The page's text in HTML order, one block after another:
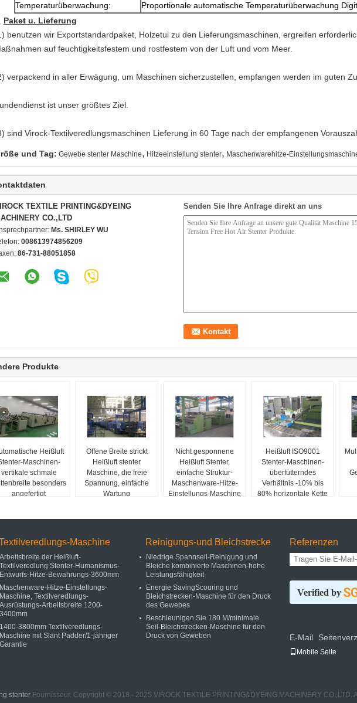
Temperaturüberwachung:
Proportionale automatische Temperaturüberwachung
Paket u. Lieferung
benutzen wir Exportstandardpaket, Holzetui zu den Lieferungsmaschinen, ergreifen
auf feuchtigkeitsfestem und rostfestem von der Luft und vom Meer.
verpackend in aller Erwägung, um Maschinen sicherzustellen, empfangen werden im guten
ist unser größtes Ziel.
sind Virock-Textilveredlungsmaschinen Lieferung in 60 Tage nach der empfangenen
und Tag: Gewebe stenter Maschine, Hitzeeinstellung stenter, Maschenwarehitze-
TEXTILE PRINTING&DYEING
CO.,LTD
Ms. SHIRLEY WU
008613974856209
86-731-88051858
Senden Sie Ihre Anfrage direkt an uns
Produkte
Heißluft
Maschinen-
vertikale schmale
besonders
angefertigt
Offene Breite strickt
Heißluft stenter
Maschine, die freie
Spannung, einfache
Wartung
Nicht gesponnene
Heißluft Stenter,
einfache Struktur-
Maschenware-Hitze-
Einstellungs-Maschine
Heißluft ISO9001
Stenter-Maschinen-
überfütterndes
Verhältnis -10% bis
80% horizontale Kette
Maschine
Arbeitsbreite der Heißluft-
Textilveredlung Stenter-Humanismus-
Entwurfs-Hitze-Bewahrungs-3600mm
Maschenware-Hitze-Einstellungs-
Maschine, Textilveredlungs-
Ausrüstungs-Arbeitsbreite 1200-
3400mm
1400-3800mm Textilveredlungs-
Maschine mit Slant Padder/1-jähriger
Garantie
Reinigungs-und Bleichstrecke
Niedrige Spannseil-Reinigung und
Bleiche kombinierte Maschinen-hohe
Leistungsfähigkeit
Energie SavingScouring und
Bleichstrecken-Maschine für den Druck
des Gewebes
Beschleunigen Sie 180 M/minimale
Seil-Bleichstrecken-Maschine für den
Druck von Geweben
Referenzen
Verified by
E-Mail
Mobile Seite
stenterFournisseur. Copyright © 2018 - 2025 VIROCK TEXTILE PRINTING&DYEING MACHINERY CO.,LTD.